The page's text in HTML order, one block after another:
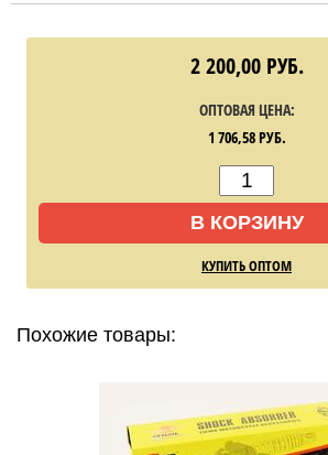
2 200,00 РУБ.
ОПТОВАЯ ЦЕНА:
1 706,58РУБ.
В КОРЗИНУ
КУПИТЬ ОПТОМ
Похожие товары: